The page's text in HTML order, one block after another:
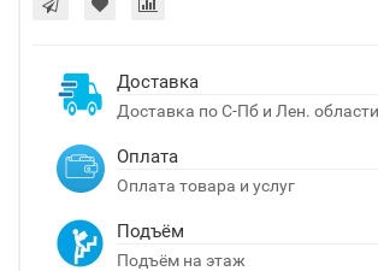
Доставка
Доставка по С-Пб и Лен. области
Оплата
Оплата товара и услуг
Подъём
Подъём на этаж